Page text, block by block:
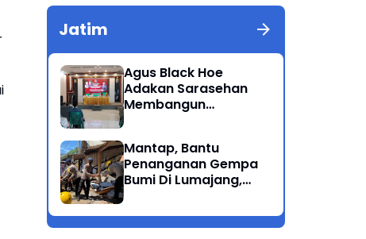
Jatim
Agus Black Hoe
Adakan Sarasehan
Membangun
Dikalangan
Masyarakat Magetan
Mantap, Bantu
Penanganan Gempa
Bumi Di Lumajang,
berikan bantuan